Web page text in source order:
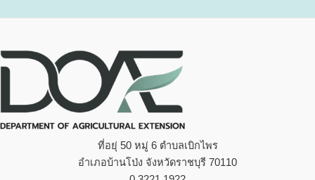
ที่อยุ่ 50 หมู่ 6 ตำบลเบิกไพร
อำเภอบ้านโป่ง จังหวัดราชบุรี 70110